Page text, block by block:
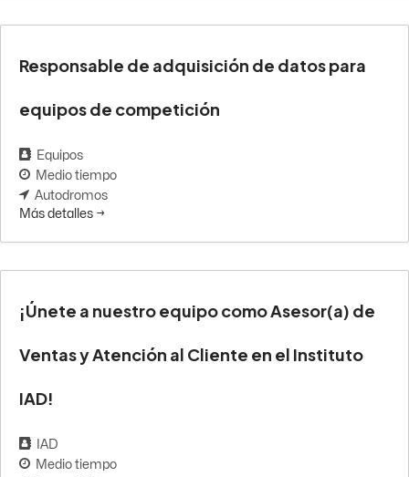
Responsable de adquisición de datos para
equipos de competición
Equipos
Medio tiempo
Autodromos
Más detalles
¡Únete a nuestro equipo como Asesor(a) de
Ventas y Atención al Cliente en el Instituto
IAD!
IAD
Medio tiempo